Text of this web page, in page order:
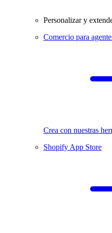
Personalizar y
Comercio para
Crea con nuestras
Shopify App Store